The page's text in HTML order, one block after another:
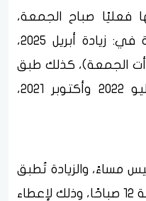
فعليًا صباح الجمعة،
وهذا النمط اتبعته الحكومة في: زيادة أبريل 2025،
الجمعة)، كذلك طبق
على زيادات سابقة في يوليو 2022 وأكتوبر 2021،
مساءً، والزيادة تُطبق
فعليًا يوم الجمعة في الساعة 12 صباحًا، وذلك لإعطاء